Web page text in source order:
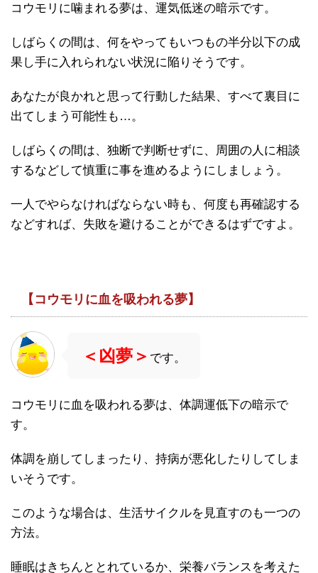
コウモリに噛まれる夢は、運気低迷の暗示です。
しばらくの間は、何をやってもいつもの半分以下の成
果し手に入れられない状況に陥りそうです。
あなたが良かれと思って行動した結果、すべて裏目に
出てしまう可能性も…。
しばらくの間は、独断で判断せずに、周囲の人に相談
するなどして慎重に事を進めるようにしましょう。
一人でやらなければならない時も、何度も再確認する
などすれば、失敗を避けることができるはずですよ。
【コウモリに血を吸われる夢】
＜凶夢＞ です。
コウモリに血を吸われる夢は、体調運低下の暗示で
す。
体調を崩してしまったり、持病が悪化したりしてしま
いそうです。
このような場合は、生活サイクルを見直すのも一つの
方法。
睡眠はきちんととれているか、栄養バランスを考えた